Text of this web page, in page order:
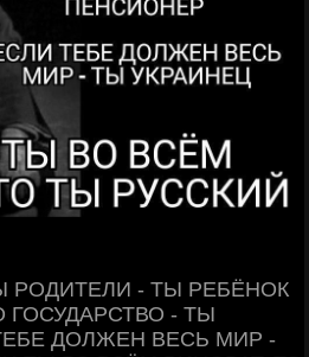
РОДИТЕЛИ - ТЫ РЕБЁНОК
- ТЫ
ДОЛЖЕН ВЕСЬ МИР -